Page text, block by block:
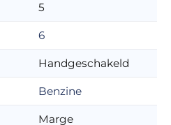
5
6
Handgeschakeld
Benzine
Marge